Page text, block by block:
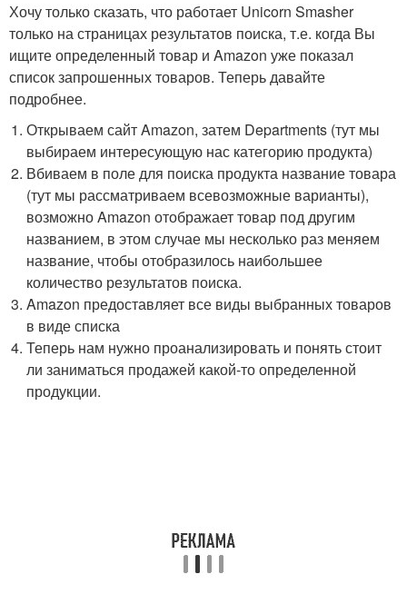
Хочу только сказать, что работает Unicorn Smasher
только на страницах результатов поиска, т.е. когда Вы
ищите определенный товар и Amazon уже показал
список запрошенных товаров. Теперь давайте
подробнее.
Открываем сайт Amazon, затем Departments (тут мы
выбираем интересующую нас категорию продукта)
Вбиваем в поле для поиска продукта название товара
(тут мы рассматриваем всевозможные варианты),
возможно Amazon отображает товар под другим
названием, в этом случае мы несколько раз меняем
название, чтобы отобразилось наибольшее
количество результатов поиска.
Amazon предоставляет все виды выбранных товаров
в виде списка
Теперь нам нужно проанализировать и понять стоит
ли заниматься продажей какой-то определенной
продукции.